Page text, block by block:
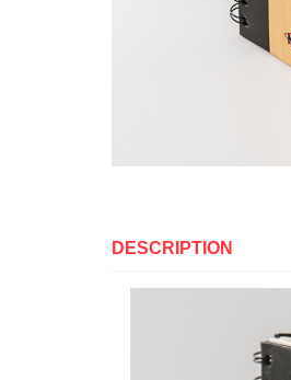
DESCRIPTION